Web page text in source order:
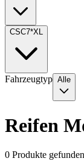
CSC7*XL
Fahrzeugtyp Alle
Reifen
0 Produkte gefunden